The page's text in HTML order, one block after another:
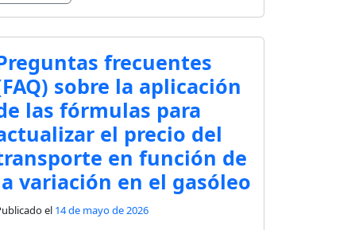
frecuentes
sobre la aplicación
las fórmulas para
el precio del
en función de
variación en el gasóleo
el 14 de mayo de 2026